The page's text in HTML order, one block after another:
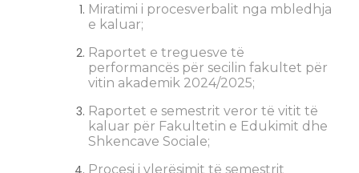
Miratimi i procesverbalit nga mbledhja
e kaluar;
Raportet e treguesve të
performancës për secilin fakultet për
vitin akademik 2024/2025;
Raportet e semestrit veror të vitit të
kaluar për Fakultetin e Edukimit dhe
Shkencave Sociale;
Procesi i vlerësimit të semestrit